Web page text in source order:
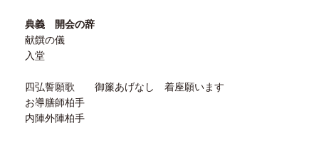
典義 開会の辞
献饌の儀
入堂
四弘誓願歌 御簾あげなし 着座願います
お導膳師柏手
内陣外陣柏手